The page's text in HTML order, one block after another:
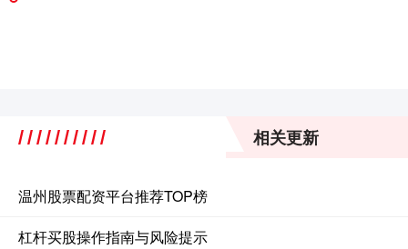
相关更新
温州股票配资平台推荐TOP榜
杠杆买股操作指南与风险提示